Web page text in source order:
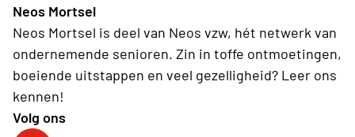
Neos Mortsel
Neos Mortsel is deel van Neos vzw, hét netwerk van
ondernemende senioren. Zin in toffe ontmoetingen,
boeiende uitstappen en veel gezelligheid? Leer ons
kennen!
Volg ons